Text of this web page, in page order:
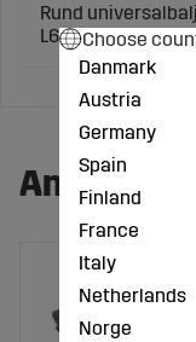
Rund
L610xB610xH340
Andra
Choose
Danmark
Austria
Germany
Spain
Finland
France
Italy
Netherlands
Norge